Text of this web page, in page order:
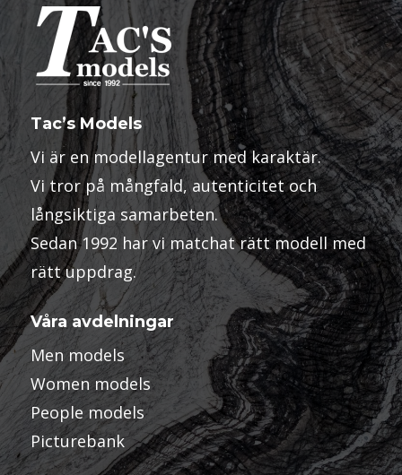
Tac’s Models
Vi är en modellagentur med karaktär.
Vi tror på mångfald, autenticitet och
långsiktiga samarbeten.
Sedan 1992 har vi matchat rätt modell med
rätt uppdrag.
Våra avdelningar
Men models
Women models
People models
Picturebank